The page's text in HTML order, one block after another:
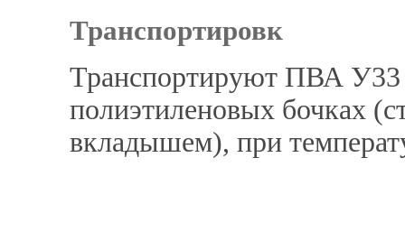
Транспортировк
Транспортируют ПВА У33
полиэтиленовых бочках
вкладышем), при